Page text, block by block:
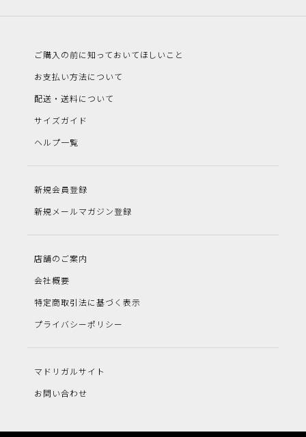
ご購入の前に知っておいてほしいこと
お支払い方法について
配送・送料について
サイズガイド
ヘルプ一覧
新規会員登録
新規メールマガジン登録
店舗のご案内
会社概要
特定商取引法に基づく表示
プライバシーポリシー
マドリガルサイト
お問い合わせ